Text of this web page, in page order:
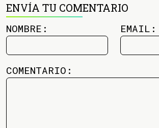
ENVÍA TU COMENTARIO
NOMBRE: EMAIL:
COMENTARIO: